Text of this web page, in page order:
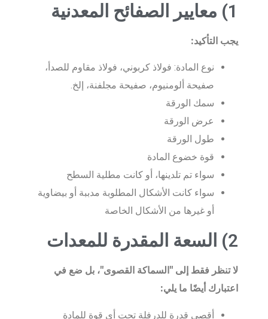
1) معايير الصفائح المعدنية
يجب التأكيد:
نوع المادة: فولاذ كربوني، فولاذ مقاوم للصدأ،
صفيحة ألومنيوم، صفيحة مجلفنة، إلخ.
سمك الورقة
عرض الورقة
طول الورقة
قوة خضوع المادة
سواء تم تلدينها، أو كانت مطلية السطح
سواء كانت الأشكال المطلوبة مدببة أو بيضاوية
أو غيرها من الأشكال الخاصة
2) السعة المقدرة للمعدات
لا تنظر فقط إلى "السماكة القصوى"، بل ضع في
اعتبارك أيضًا ما يلي:
أقصى قدرة للدرفلة تحت أي قوة للمادة